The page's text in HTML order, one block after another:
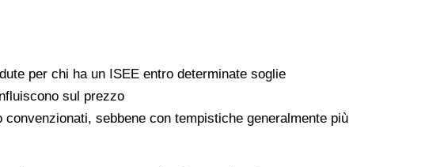
per chi ha un ISEE entro determinate soglie
sul prezzo
sebbene con tempistiche generalmente più